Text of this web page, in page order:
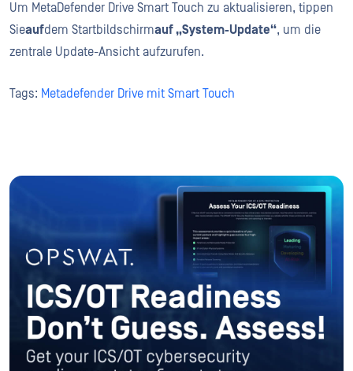
Um MetaDefender Drive Smart Touch zu aktualisieren, tippen
Sieaufdem Startbildschirmauf „System-Update“, um die
zentrale Update-Ansicht aufzurufen.
Tags: Metadefender Drive mit Smart Touch